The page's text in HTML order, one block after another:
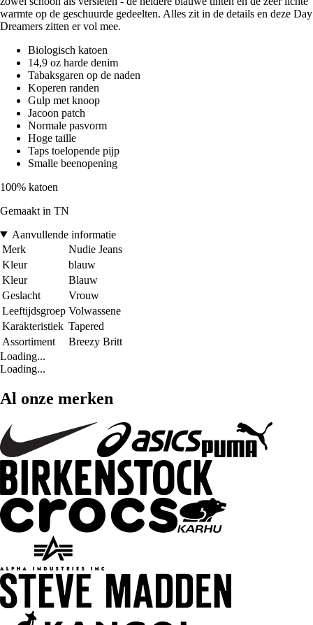
warmte op de geschuurde gedeelten. Alles zit in de details en deze Day
Dreamers zitten er vol mee.
Biologisch katoen
14,9 oz harde denim
Tabaksgaren op de naden
Koperen randen
Gulp met knoop
Jacoon patch
Normale pasvorm
Hoge taille
Taps toelopende pijp
Smalle beenopening
100% katoen
Gemaakt in TN
Aanvullende informatie
Merk
Nudie Jeans
Kleur
blauw
Kleur
Blauw
Geslacht
Vrouw
Leeftijdsgroep Volwassene
Karakteristiek Tapered
Assortiment
Breezy Britt
Loading...
Loading...
Al onze merken